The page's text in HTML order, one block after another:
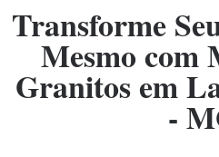
Transforme
Mesmo com
Granitos em
-